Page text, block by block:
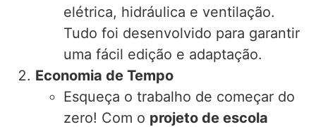
elétrica, hidráulica e ventilação.
Tudo foi desenvolvido para garantir
uma fácil edição e adaptação.
Economia de Tempo
Esqueça o trabalho de começar do
zero! Com o projeto de escola